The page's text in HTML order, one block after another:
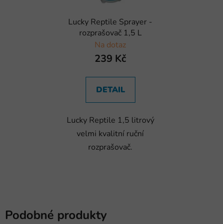
Lucky Reptile Sprayer -
rozprašovač 1,5 L
Na dotaz
239 Kč
DETAIL
Lucky Reptile 1,5 litrový
velmi kvalitní ruční
rozprašovač.
Podobné produkty